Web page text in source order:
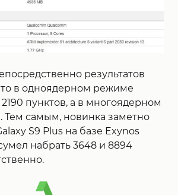
результатов
то в одноядерном режиме
пунктов, а в многоядерном
Тем самым, новинка заметно
S9 Plus на базе Exynos
набрать 3648 и 8894